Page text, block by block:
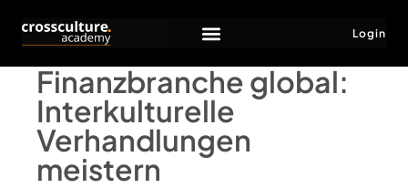
Login
Finanzbranche global:
Interkulturelle
Verhandlungen
meistern